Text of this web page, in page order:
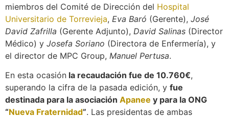
miembros del Comité de Dirección del Hospital
Universitario de Torrevieja, Eva Baró (Gerente), José
David Zafrilla (Gerente Adjunto), David Salinas (Director
Médico) y Josefa Soriano (Directora de Enfermería), y
el director de MPC Group, Manuel Pertusa.
En esta ocasión la recaudación fue de 10.760€,
superando la cifra de la pasada edición, y fue
destinada para la asociación Apanee y para la ONG
“Nueva Fraternidad”. Las presidentas de ambas